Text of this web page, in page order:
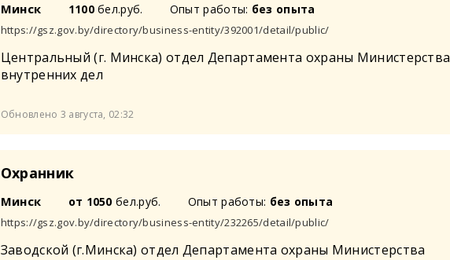
Минск 1100бел.руб. Опыт работы: без опыта
https://gsz.gov.by/directory/business-entity/392001/detail/public/
Центральный (г. Минска) отдел Департамента охраны Министерства
внутренних дел
Обновлено 3 августа, 02:32
Охранник
Минск от 1050 бел.руб. Опыт работы: без опыта
https://gsz.gov.by/directory/business-entity/232265/detail/public/
Заводской (г.Минска) отдел Департамента охраны Министерства